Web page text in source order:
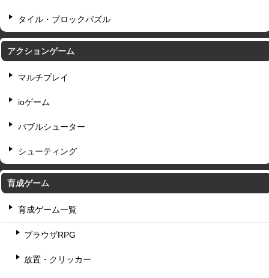
タイル・ブロックパズル
アクションゲーム
マルチプレイ
ioゲーム
バブルシューター
シューティング
育成ゲーム
育成ゲーム一覧
ブラウザRPG
放置・クリッカー